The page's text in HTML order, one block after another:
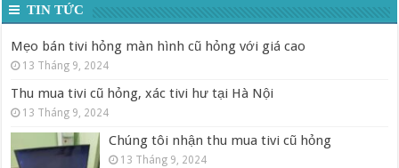
TIN TỨC
Mẹo bán tivi hỏng màn hình cũ hỏng với giá cao
13 Tháng 9, 2024
Thu mua tivi cũ hỏng, xác tivi hư tại Hà Nội
13 Tháng 9, 2024
Chúng tôi nhận thu mua tivi cũ hỏng
13 Tháng 9, 2024